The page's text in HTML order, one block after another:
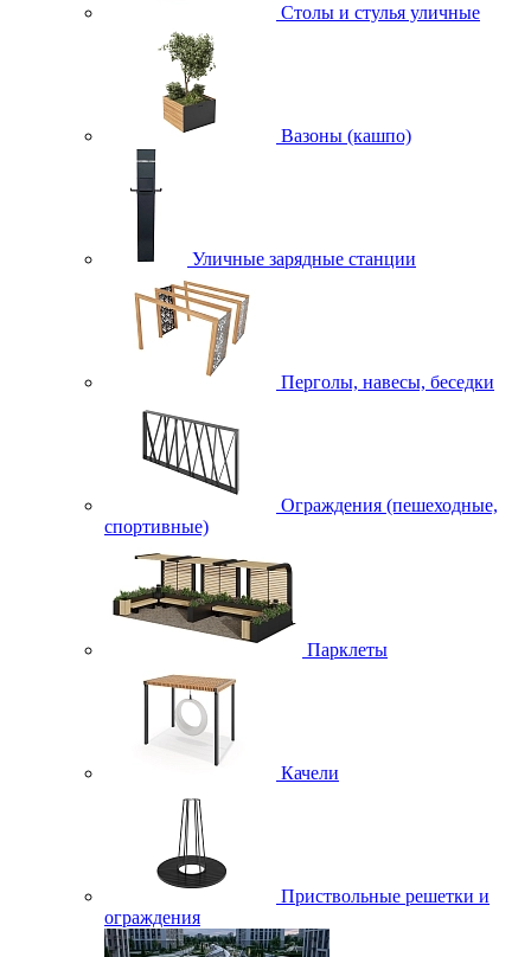
Столы и стулья уличные
Вазоны (кашпо)
Уличные зарядные станции
Перголы, навесы, беседки
Ограждения (пешеходные,
спортивные)
Парклеты
Качели
Приствольные решетки и
ограждения